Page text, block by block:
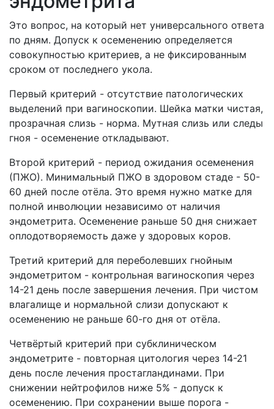
Это вопрос, на который нет универсального ответа
по дням. Допуск к осеменению определяется
совокупностью критериев, а не фиксированным
сроком от последнего укола.
Первый критерий - отсутствие патологических
выделений при вагиноскопии. Шейка матки чистая,
прозрачная слизь - норма. Мутная слизь или следы
гноя - осеменение откладывают.
Второй критерий - период ожидания осеменения
(ПЖО). Минимальный ПЖО в здоровом стаде - 50-
60 дней после отёла. Это время нужно матке для
полной инволюции независимо от наличия
эндометрита. Осеменение раньше 50 дня снижает
оплодотворяемость даже у здоровых коров.
Третий критерий для переболевших гнойным
эндометритом - контрольная вагиноскопия через
14-21 день после завершения лечения. При чистом
влагалище и нормальной слизи допускают к
осеменению не раньше 60-го дня от отёла.
Четвёртый критерий при субклиническом
эндометрите - повторная цитология через 14-21
день после лечения простагландинами. При
снижении нейтрофилов ниже 5% - допуск к
осеменению. При сохранении выше порога -